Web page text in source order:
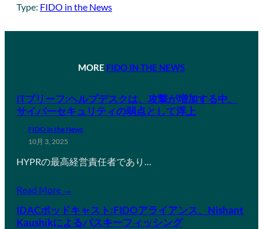
Type: FIDO in the News
MORE FIDO IN THE NEWS
ITブリーフ:ヘルプデスクは、攻撃が増加する中、
サイバーセキュリティの弱点として浮上
FIDO in the News
10月 3, 2025
HYPRの最高経営責任者であり…
Read More →
IDACポッドキャスト:FIDOアライアンス、Nishant
Kaushikによるパスキーフィッシング